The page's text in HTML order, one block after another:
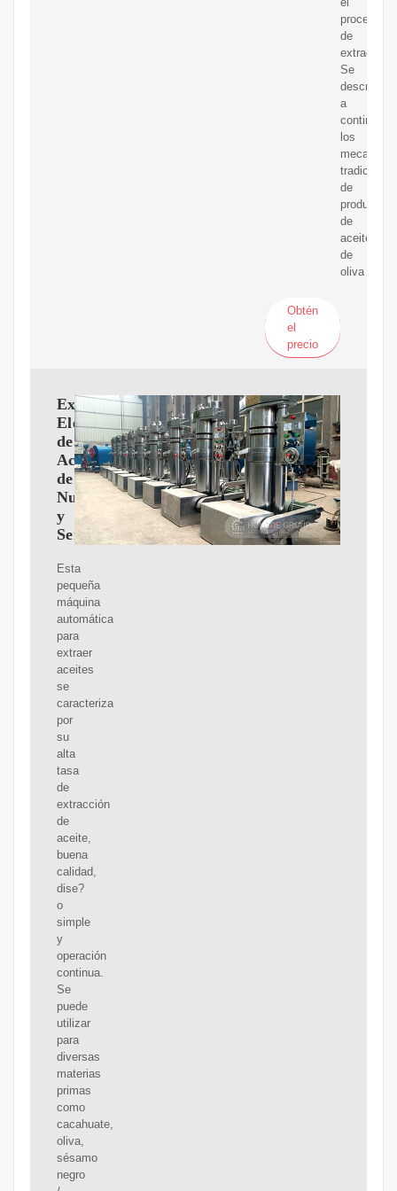
proceso
de
extracción.
Se
describirán
a
los
de
producción
de
aceite
de
oliva
Obtén
el
precio
Extractor
Eléctrico
de
Aceites
de
Nueces
y
Semillas
Esta
pequeña
máquina
automática
para
extraer
aceites
se
caracteriza
por
su
alta
tasa
de
extracción
de
aceite,
buena
calidad,
dise?
o
simple
y
operación
continua.
Se
puede
utilizar
para
diversas
materias
primas
como
cacahuate,
oliva,
sésamo
negro